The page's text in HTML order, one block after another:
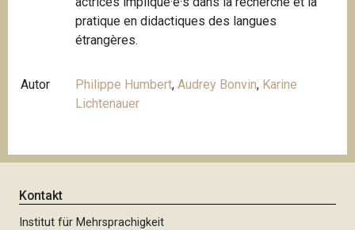
pratique en didactiques des langues
étrangères.
Autor Philippe Humbert,Audrey Bonvin, Karine
Lichtenauer
Kontakt
Institut für Mehrsprachigkeit